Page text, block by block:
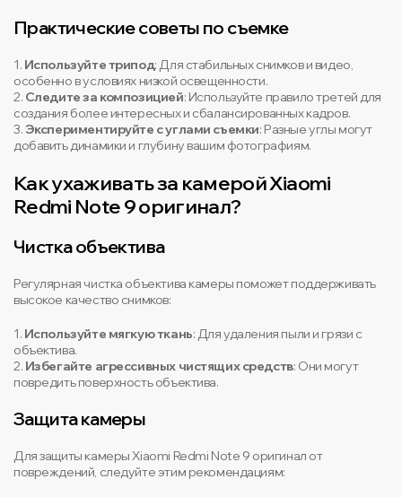
Практические советы по съемке
1. Используйте трипод: Для стабильных снимков и видео,
особенно в условиях низкой освещенности.
2. Следите за композицией: Используйте правило третей для
создания более интересных и сбалансированных кадров.
3. Экспериментируйте с углами съемки: Разные углы могут
добавить динамики и глубину вашим фотографиям.
Как ухаживать за камерой Xiaomi
Redmi Note 9 оригинал?
Чистка объектива
Регулярная чистка объектива камеры поможет поддерживать
высокое качество снимков:
1. Используйте мягкую ткань: Для удаления пыли и грязи с
объектива.
2. Избегайте агрессивных чистящих средств: Они могут
повредить поверхность объектива.
Защита камеры
Для защиты камеры Xiaomi Redmi Note 9 оригинал от
повреждений, следуйте этим рекомендациям: